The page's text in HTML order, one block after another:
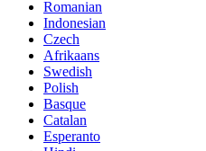
Romanian
Indonesian
Czech
Afrikaans
Swedish
Polish
Basque
Catalan
Esperanto